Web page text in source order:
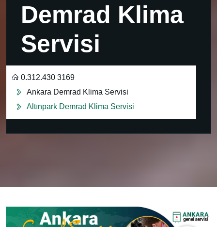
Demrad Klima
Servisi
0.312.430 3169
Ankara Demrad Klima Servisi
Altınpark Demrad Klima Servisi